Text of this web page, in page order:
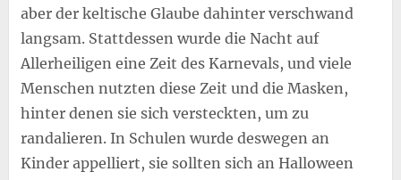
aber der keltische Glaube dahinter verschwand
langsam. Stattdessen wurde die Nacht auf
Allerheiligen eine Zeit des Karnevals, und viele
Menschen nutzten diese Zeit und die Masken,
hinter denen sie sich versteckten, um zu
randalieren. In Schulen wurde deswegen an
Kinder appelliert, sie sollten sich an Halloween